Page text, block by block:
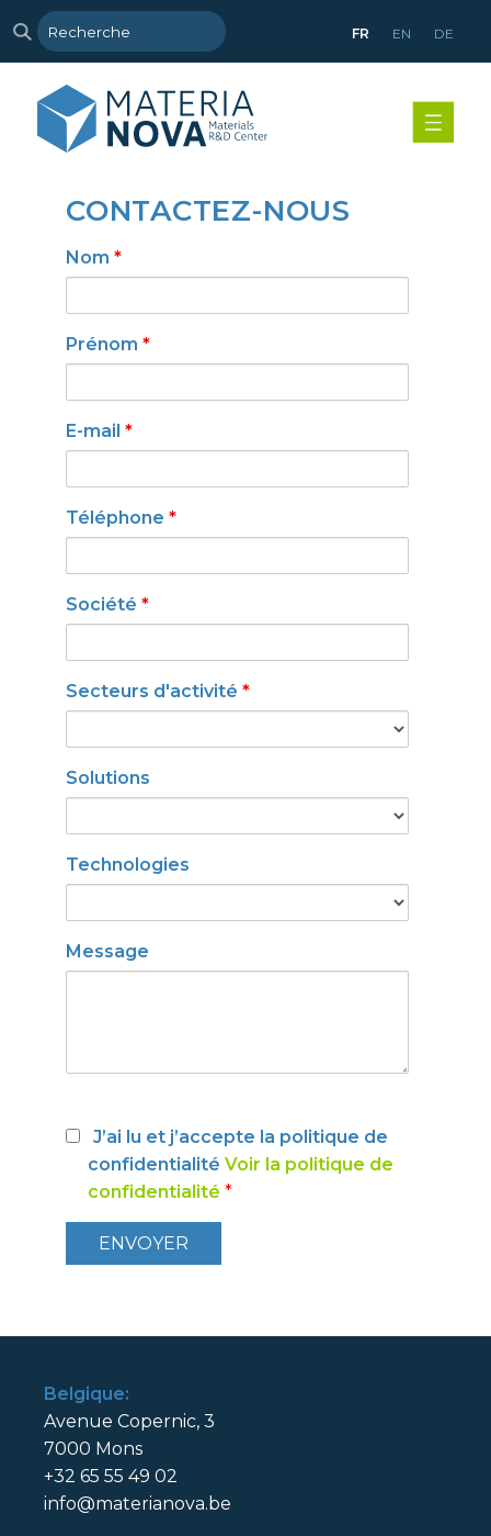
FR EN DE
Belgique:
Avenue Copernic, 3
7000 Mons
+32 65 55 49 02
info@materianova.be
CONTACTEZ-NOUS
Nom *
Prénom *
E-mail *
Téléphone *
Société *
Secteurs d'activité *
Solutions
Technologies
Message
J’ai lu et j’accepte la politique de
confidentialité Voir la politique de
confidentialité *